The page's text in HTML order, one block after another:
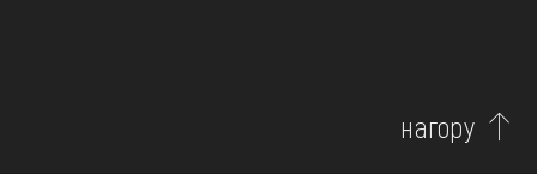
нагору